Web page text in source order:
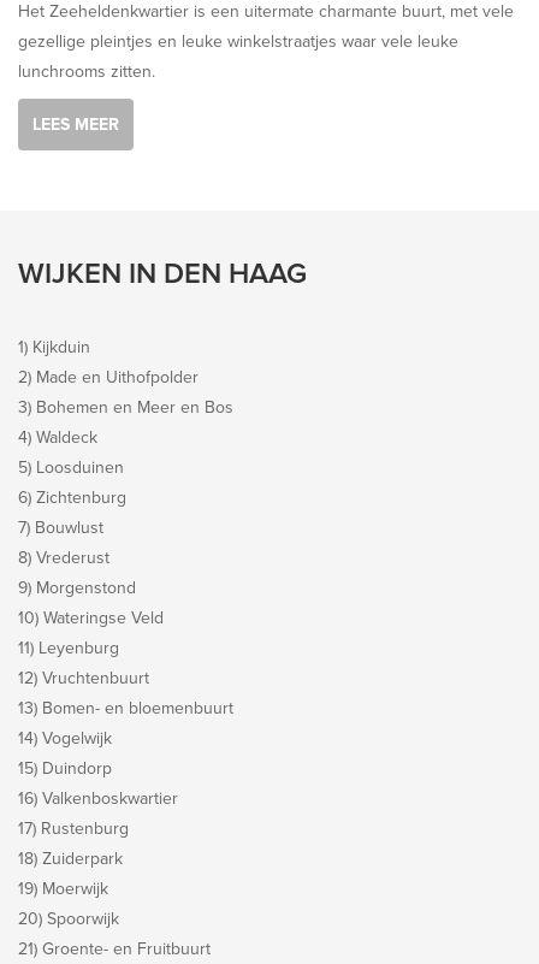
Het Zeeheldenkwartier is een uitermate charmante buurt, met vele
gezellige pleintjes en leuke winkelstraatjes waar vele leuke
lunchrooms zitten.
LEES MEER
WIJKEN IN DEN HAAG
1) Kijkduin
2) Made en Uithofpolder
3) Bohemen en Meer en Bos
4) Waldeck
5) Loosduinen
6) Zichtenburg
7) Bouwlust
8) Vrederust
9) Morgenstond
10) Wateringse Veld
11) Leyenburg
12) Vruchtenbuurt
13) Bomen- en bloemenbuurt
14) Vogelwijk
15) Duindorp
16) Valkenboskwartier
17) Rustenburg
18) Zuiderpark
19) Moerwijk
20) Spoorwijk
21) Groente- en Fruitbuurt